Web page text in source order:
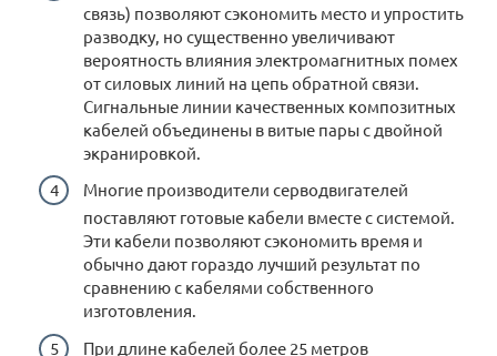
связь) позволяют сэкономить место и упростить
разводку, но существенно увеличивают
вероятность влияния электромагнитных помех
от силовых линий на цепь обратной связи.
Сигнальные линии качественных композитных
кабелей объединены в витые пары с двойной
экранировкой.
Многие производители серводвигателей
поставляют готовые кабели вместе с системой.
Эти кабели позволяют сэкономить время и
обычно дают гораздо лучший результат по
сравнению с кабелями собственного
изготовления.
При длине кабелей более 25 метров